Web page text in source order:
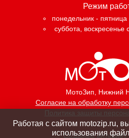
МотоЗип, Нижний
Согласие на обработку
Политика защиты
Режим
понедельник -
суббота, воскресенье
Создание интернет
Работая с сайтом motozip.ru,
использования